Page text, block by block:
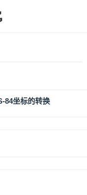
84坐标的转换